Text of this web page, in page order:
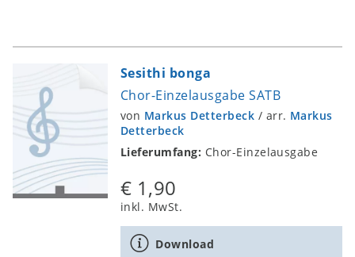
Sesithi bonga
Chor-Einzelausgabe SATB
von Markus Detterbeck / arr. Markus
Detterbeck
Lieferumfang: Chor-Einzelausgabe
€ 1,90
inkl. MwSt.
Download